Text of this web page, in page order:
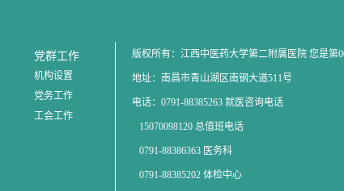
党群工作
机构设置
党务工作
工会工作
版权所有：江西中医药大学第二附属医院 您是第
地址：南昌市青山湖区南钢大道511号
电话：0791-88385263 就医咨询电话
15070098120 总值班电话
0791-88386363 医务科
0791-88385202 体检中心